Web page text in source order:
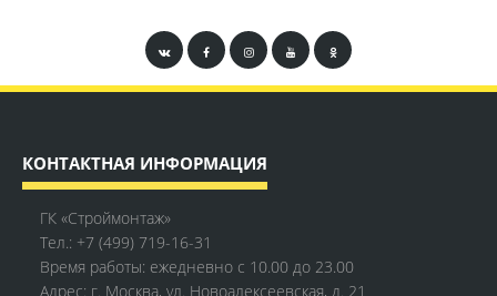
КОНТАКТНАЯ ИНФОРМАЦИЯ
ГК «Строймонтаж»
Тел.: +7 (499) 719-16-31
Время работы: ежедневно с 10.00 до 23.00
Адрес: г. Москва, ул. Новоалексеевская, д. 21